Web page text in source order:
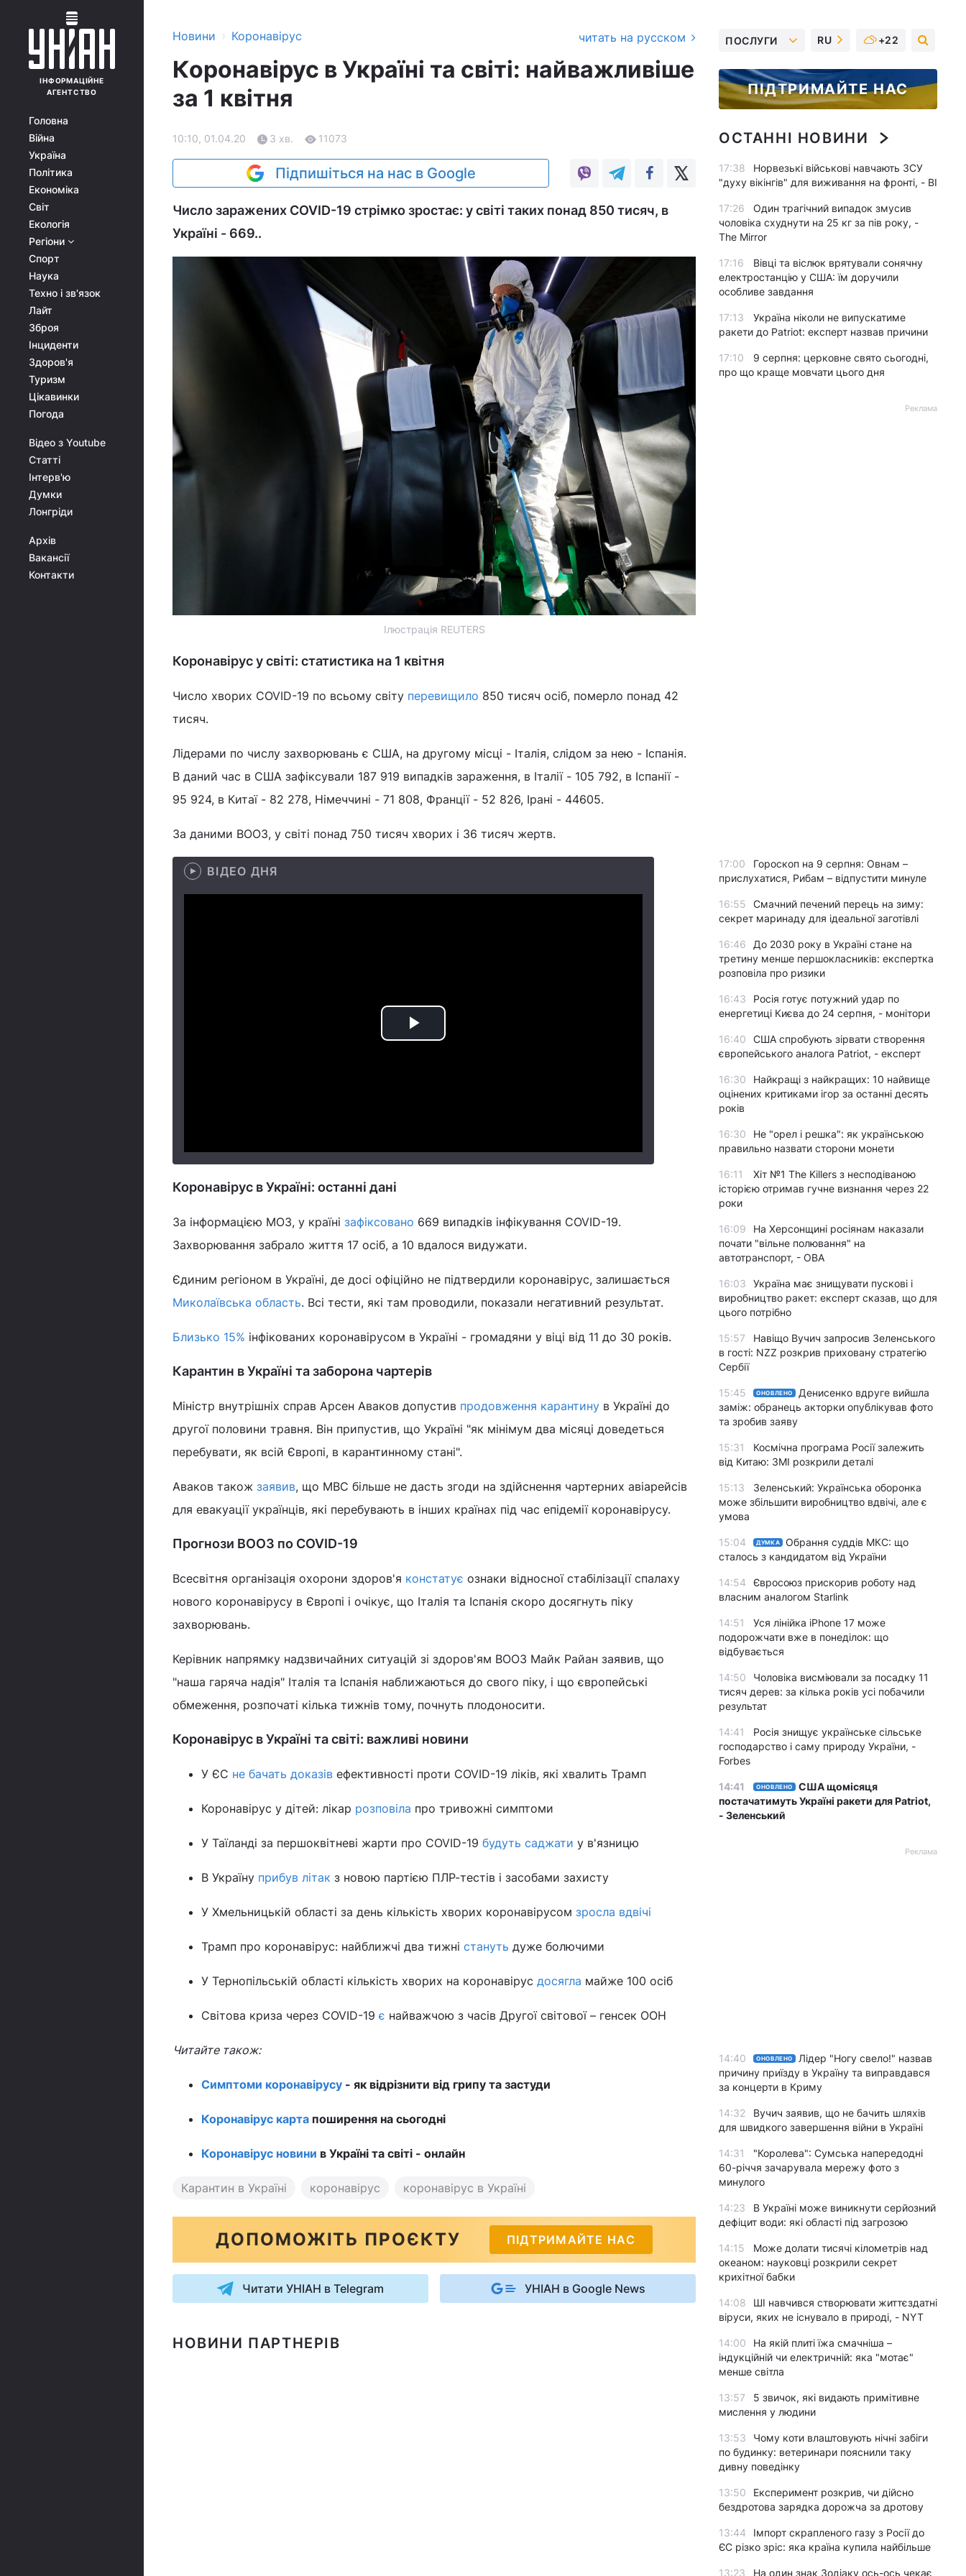
ІНФОРМАЦІЙНЕ
АГЕНТСТВО
Головна
Війна
Україна
Політика
Економіка
Світ
Екологія
Регіони
Спорт
Наука
Техно і зв'язок
Лайт
Зброя
Інциденти
Здоров'я
Туризм
Цікавинки
Погода
Відео з Youtube
Статті
Інтерв'ю
Думки
Лонгріди
Архів
Вакансії
Контакти
Новини › Коронавірус читать на русском
Коронавірус в Україні та світі: найважливіше
за 1 квітня
10:10, 01.04.20 3 хв. 11073
Підпишіться на нас в Google
Число заражених COVID-19 стрімко зростає: у світі таких понад 850 тисяч, в
Україні - 669..
Ілюстрація REUTERS
Коронавірус у світі: статистика на 1 квітня
Число хворих COVID-19 по всьому світу перевищило 850 тисяч осіб, померло понад 42
тисяч.
Лідерами по числу захворювань є США, на другому місці - Італія, слідом за нею - Іспанія.
В даний час в США зафіксували 187 919 випадків зараження, в Італії - 105 792, в Іспанії -
95 924, в Китаї - 82 278, Німеччині - 71 808, Франції - 52 826, Ірані - 44605.
За даними ВООЗ, у світі понад 750 тисяч хворих і 36 тисяч жертв.
ВІДЕО ДНЯ
Play
Коронавірус в Україні: останні дані
За інформацією МОЗ, у країні зафіксовано 669 випадків інфікування COVID-19.
Захворювання забрало життя 17 осіб, а 10 вдалося видужати.
Єдиним регіоном в Україні, де досі офіційно не підтвердили коронавірус, залишається
Миколаївська область. Всі тести, які там проводили, показали негативний результат.
Близько 15% інфікованих коронавірусом в Україні - громадяни у віці від 11 до 30 років.
Карантин в Україні та заборона чартерів
Міністр внутрішніх справ Арсен Аваков допустив продовження карантину в Україні до
другої половини травня. Він припустив, що Україні "як мінімум два місяці доведеться
перебувати, як всій Європі, в карантинному стані".
Аваков також заявив, що МВС більше не дасть згоди на здійснення чартерних авіарейсів
для евакуації українців, які перебувають в інших країнах під час епідемії коронавірусу.
Прогнози ВООЗ по COVID-19
Всесвітня організація охорони здоров'я констатує ознаки відносної стабілізації спалаху
нового коронавірусу в Європі і очікує, що Італія та Іспанія скоро досягнуть піку
захворювань.
Керівник напрямку надзвичайних ситуацій зі здоров'ям ВООЗ Майк Райан заявив, що
"наша гаряча надія" Італія та Іспанія наближаються до свого піку, і що європейські
обмеження, розпочаті кілька тижнів тому, почнуть плодоносити.
Коронавірус в Україні та світі: важливі новини
У ЄС не бачать доказів ефективності проти COVID-19 ліків, які хвалить Трамп
Коронавірус у дітей: лікар розповіла про тривожні симптоми
У Таїланді за першоквітневі жарти про COVID-19 будуть саджати у в'язницю
В Україну прибув літак з новою партією ПЛР-тестів і засобами захисту
У Хмельницькій області за день кількість хворих коронавірусом зросла вдвічі
Трамп про коронавірус: найближчі два тижні стануть дуже болючими
У Тернопільській області кількість хворих на коронавірус досягла майже 100 осіб
Світова криза через COVID-19 є найважчою з часів Другої світової – генсек ООН
Читайте також:
Симптоми коронавірусу - як відрізнити від грипу та застуди
Коронавірус карта поширення на сьогодні
Коронавірус новини в Україні та світі - онлайн
Карантин в Україні коронавірус коронавірус в Україні
ДОПОМОЖІТЬ ПРОЄКТУ ПІДТРИМАЙТЕ НАС
Читати УНІАН в Telegram УНІАН в Google News
НОВИНИ ПАРТНЕРІВ
ПОСЛУГИ RU +22
ПІДТРИМАЙТЕ НАС
ОСТАННІ НОВИНИ
17:38
Норвезькі військові навчають ЗСУ
"духу вікінгів" для виживання на фронті, - BI
17:26
Один трагічний випадок змусив
чоловіка схуднути на 25 кг за пів року, -
The Mirror
17:16
Вівці та віслюк врятували сонячну
електростанцію у США: їм доручили
особливе завдання
17:13
Україна ніколи не випускатиме
ракети до Patriot: експерт назвав причини
17:10
9 серпня: церковне свято сьогодні,
про що краще мовчати цього дня
Реклама
17:00
Гороскоп на 9 серпня: Овнам –
прислухатися, Рибам – відпустити минуле
16:55
Смачний печений перець на зиму:
секрет маринаду для ідеальної заготівлі
16:46
До 2030 року в Україні стане на
третину менше першокласників: експертка
розповіла про ризики
16:43
Росія готує потужний удар по
енергетиці Києва до 24 серпня, - монітори
16:40
США спробують зірвати створення
європейського аналога Patriot, - експерт
16:30
Найкращі з найкращих: 10 найвище
оцінених критиками ігор за останні десять
років
16:30
Не "орел і решка": як українською
правильно назвати сторони монети
16:11
Хіт №1 The Killers з несподіваною
історією отримав гучне визнання через 22
роки
16:09
На Херсонщині росіянам наказали
почати "вільне полювання" на
автотранспорт, - ОВА
16:03
Україна має знищувати пускові і
виробництво ракет: експерт сказав, що для
цього потрібно
15:57
Навіщо Вучич запросив Зеленського
в гості: NZZ розкрив приховану стратегію
Сербії
15:45 ОНОВЛЕНО
Денисенко вдруге вийшла
заміж: обранець акторки опублікував фото
та зробив заяву
15:31
Космічна програма Росії залежить
від Китаю: ЗМІ розкрили деталі
15:13
Зеленський: Українська оборонка
може збільшити виробництво вдвічі, але є
умова
15:04 ДУМКА
Обрання суддів МКС: що
сталось з кандидатом від України
14:54
Євросоюз прискорив роботу над
власним аналогом Starlink
14:51
Уся лінійка iPhone 17 може
подорожчати вже в понеділок: що
відбувається
14:50
Чоловіка висміювали за посадку 11
тисяч дерев: за кілька років усі побачили
результат
14:41
Росія знищує українське сільське
господарство і саму природу України, -
Forbes
14:41 ОНОВЛЕНО
США щомісяця
постачатимуть Україні ракети для Patriot,
- Зеленський
Реклама
14:40 ОНОВЛЕНО
Лідер "Ногу свело!" назвав
причину приїзду в Україну та виправдався
за концерти в Криму
14:32
Вучич заявив, що не бачить шляхів
для швидкого завершення війни в Україні
14:31
"Королева": Сумська напередодні
60-річчя зачарувала мережу фото з
минулого
14:23
В Україні може виникнути серйозний
дефіцит води: які області під загрозою
14:15
Може долати тисячі кілометрів над
океаном: науковці розкрили секрет
крихітної бабки
14:08
ШІ навчився створювати життєздатні
віруси, яких не існувало в природі, - NYT
14:00
На якій плиті їжа смачніша –
індукційній чи електричній: яка "мотає"
менше світла
13:57
5 звичок, які видають примітивне
мислення у людини
13:53
Чому коти влаштовують нічні забіги
по будинку: ветеринари пояснили таку
дивну поведінку
13:50
Експеримент розкрив, чи дійсно
бездротова зарядка дорожча за дротову
13:44
Імпорт скрапленого газу з Росії до
ЄС різко зріс: яка країна купила найбільше
13:23 На один знак Зодіаку ось-ось чекає